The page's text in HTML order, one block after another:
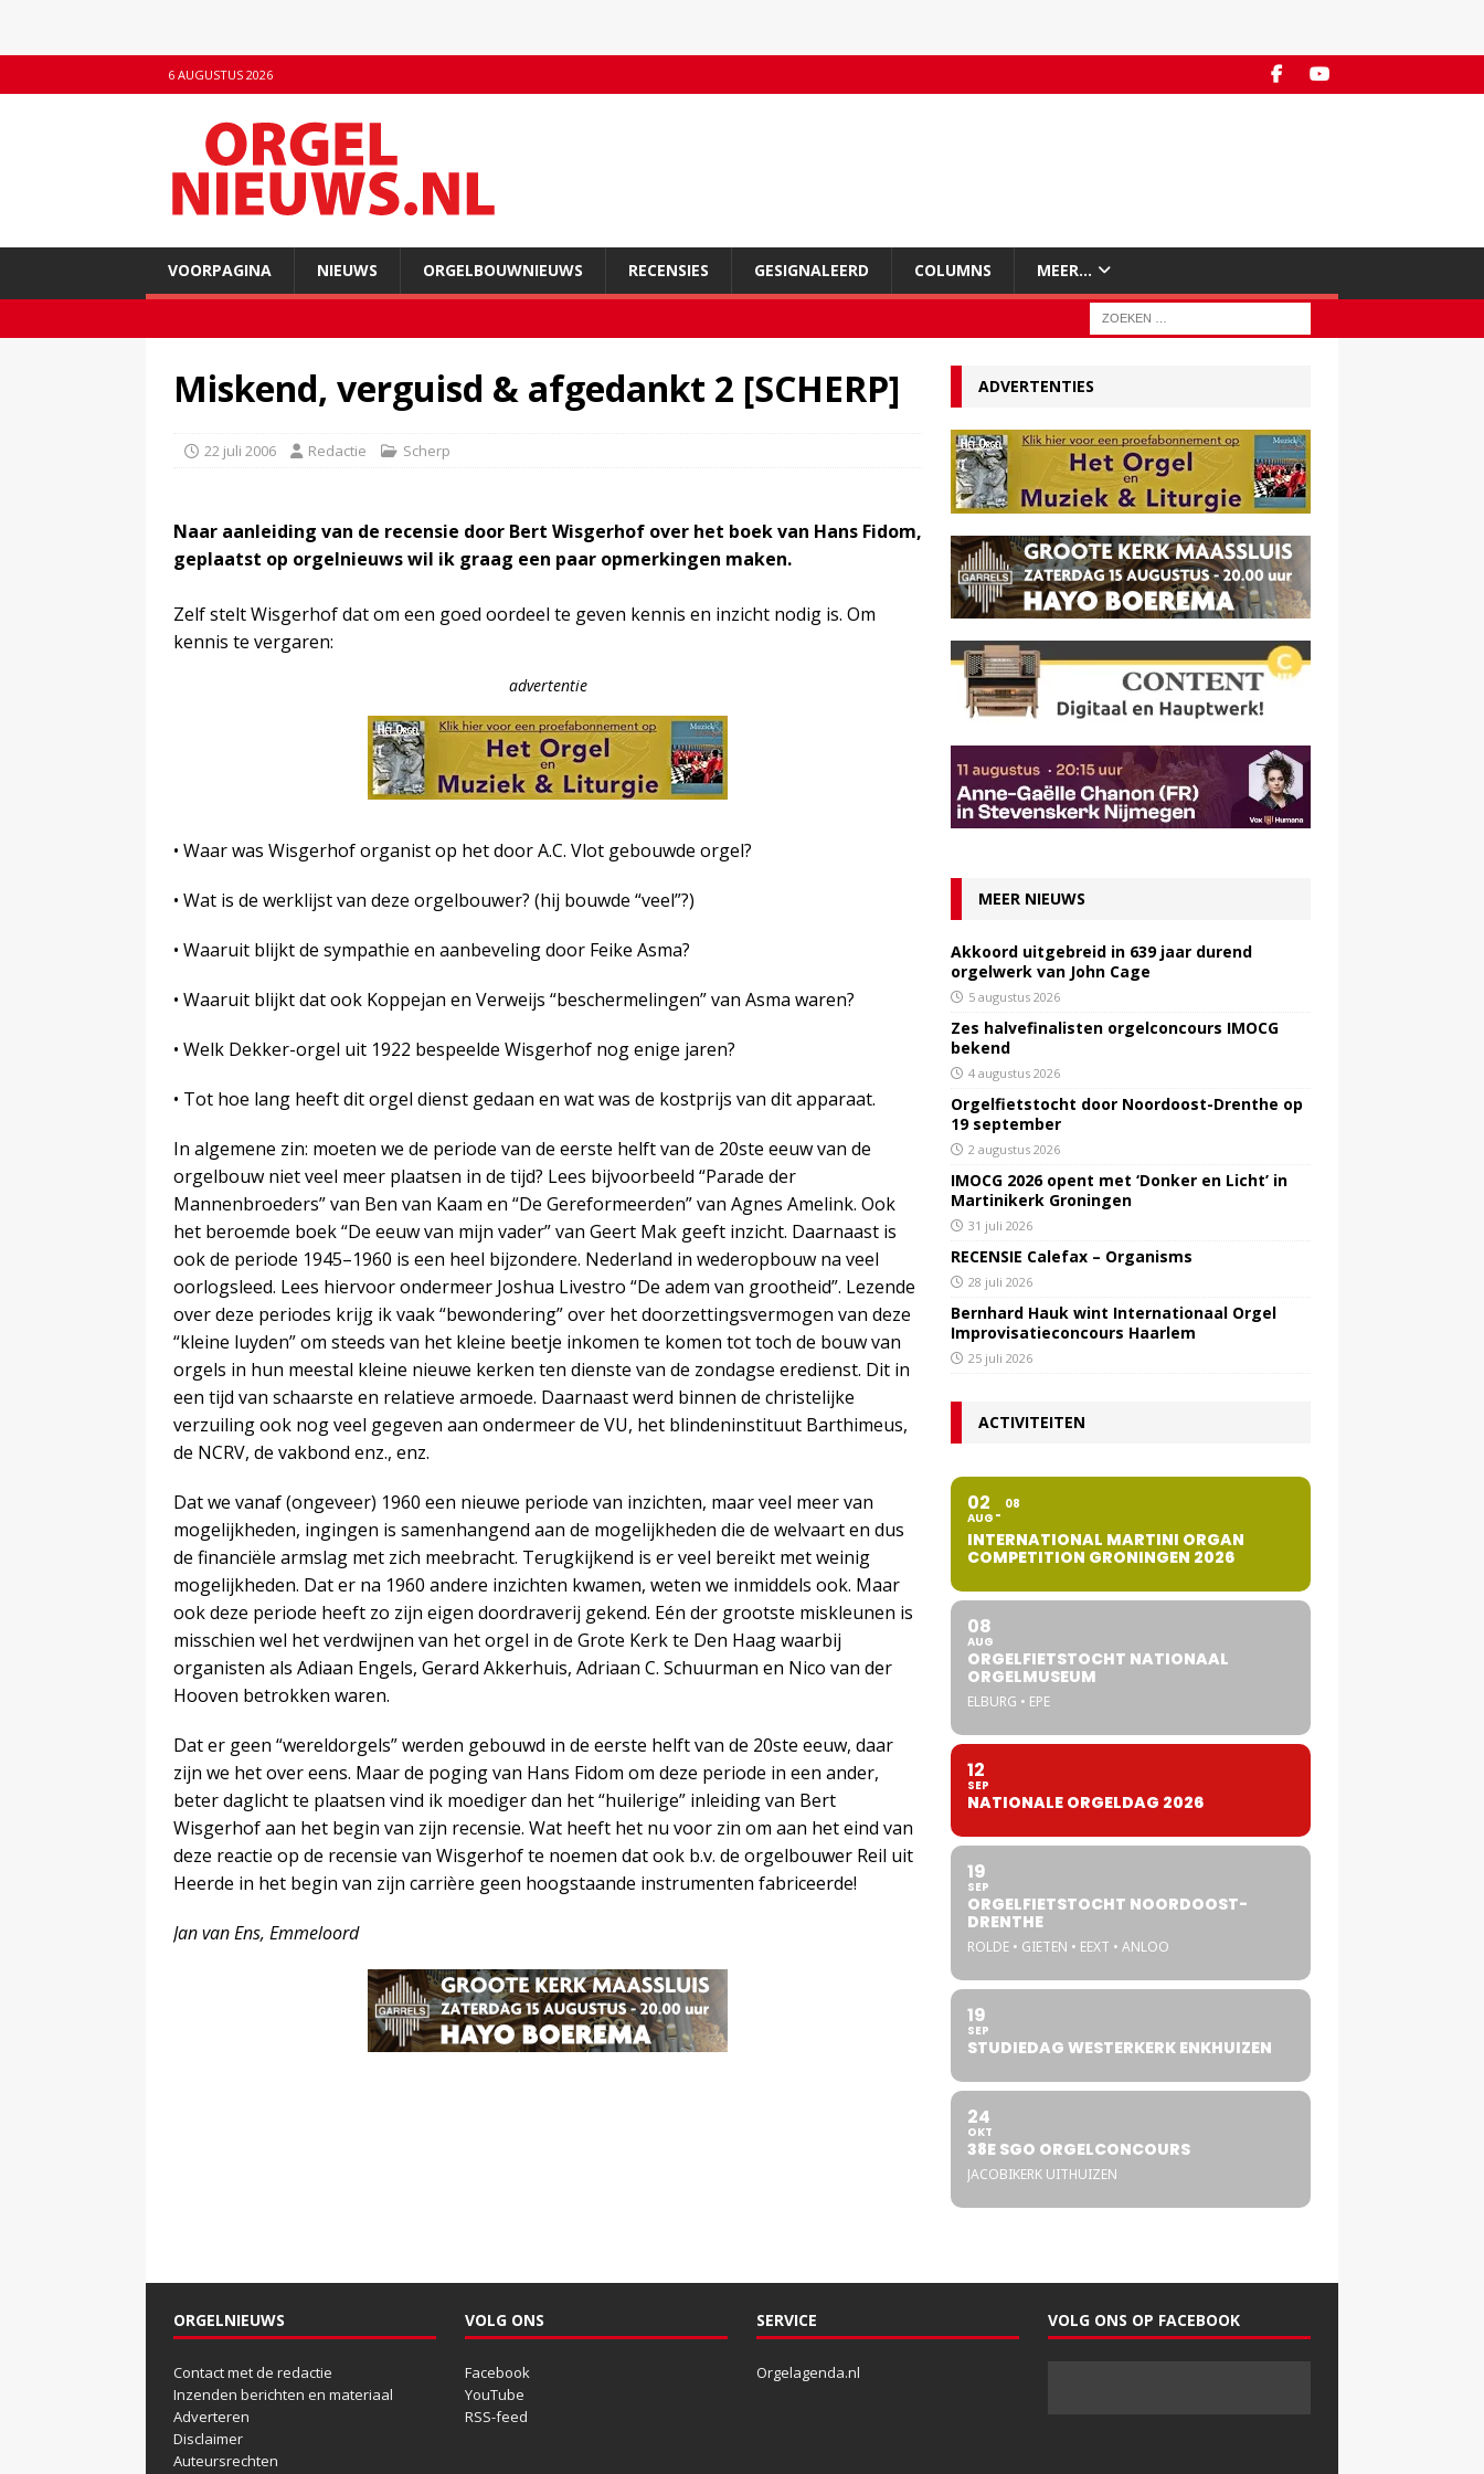
6 AUGUSTUS 2026
VOORPAGINA NIEUWS ORGELBOUWNIEUWS RECENSIES GESIGNALEERD COLUMNS MEER…
Miskend, verguisd & afgedankt 2 [SCHERP]
22 juli 2006 Redactie Scherp
Naar aanleiding van de recensie door Bert Wisgerhof over het boek van Hans Fidom,
geplaatst op orgelnieuws wil ik graag een paar opmerkingen maken.
Zelf stelt Wisgerhof dat om een goed oordeel te geven kennis en inzicht nodig is. Om
kennis te vergaren:
advertentie
• Waar was Wisgerhof organist op het door A.C. Vlot gebouwde orgel?
• Wat is de werklijst van deze orgelbouwer? (hij bouwde “veel”?)
• Waaruit blijkt de sympathie en aanbeveling door Feike Asma?
• Waaruit blijkt dat ook Koppejan en Verweijs “beschermelingen” van Asma waren?
• Welk Dekker-orgel uit 1922 bespeelde Wisgerhof nog enige jaren?
• Tot hoe lang heeft dit orgel dienst gedaan en wat was de kostprijs van dit apparaat.
In algemene zin: moeten we de periode van de eerste helft van de 20ste eeuw van de
orgelbouw niet veel meer plaatsen in de tijd? Lees bijvoorbeeld “Parade der
Mannenbroeders” van Ben van Kaam en “De Gereformeerden” van Agnes Amelink. Ook
het beroemde boek “De eeuw van mijn vader” van Geert Mak geeft inzicht. Daarnaast is
ook de periode 1945–1960 is een heel bijzondere. Nederland in wederopbouw na veel
oorlogsleed. Lees hiervoor ondermeer Joshua Livestro “De adem van grootheid”. Lezende
over deze periodes krijg ik vaak “bewondering” over het doorzettingsvermogen van deze
“kleine luyden” om steeds van het kleine beetje inkomen te komen tot toch de bouw van
orgels in hun meestal kleine nieuwe kerken ten dienste van de zondagse eredienst. Dit in
een tijd van schaarste en relatieve armoede. Daarnaast werd binnen de christelijke
verzuiling ook nog veel gegeven aan ondermeer de VU, het blindeninstituut Barthimeus,
de NCRV, de vakbond enz., enz.
Dat we vanaf (ongeveer) 1960 een nieuwe periode van inzichten, maar veel meer van
mogelijkheden, ingingen is samenhangend aan de mogelijkheden die de welvaart en dus
de financiële armslag met zich meebracht. Terugkijkend is er veel bereikt met weinig
mogelijkheden. Dat er na 1960 andere inzichten kwamen, weten we inmiddels ook. Maar
ook deze periode heeft zo zijn eigen doordraverij gekend. Eén der grootste miskleunen is
misschien wel het verdwijnen van het orgel in de Grote Kerk te Den Haag waarbij
organisten als Adiaan Engels, Gerard Akkerhuis, Adriaan C. Schuurman en Nico van der
Hooven betrokken waren.
Dat er geen “wereldorgels” werden gebouwd in de eerste helft van de 20ste eeuw, daar
zijn we het over eens. Maar de poging van Hans Fidom om deze periode in een ander,
beter daglicht te plaatsen vind ik moediger dan het “huilerige” inleiding van Bert
Wisgerhof aan het begin van zijn recensie. Wat heeft het nu voor zin om aan het eind van
deze reactie op de recensie van Wisgerhof te noemen dat ook b.v. de orgelbouwer Reil uit
Heerde in het begin van zijn carrière geen hoogstaande instrumenten fabriceerde!
Jan van Ens, Emmeloord
ADVERTENTIES
MEER NIEUWS
Akkoord uitgebreid in 639 jaar durend
orgelwerk van John Cage
5 augustus 2026
Zes halvefinalisten orgelconcours IMOCG
bekend
4 augustus 2026
Orgelfietstocht door Noordoost-Drenthe op
19 september
2 augustus 2026
IMOCG 2026 opent met ‘Donker en Licht’ in
Martinikerk Groningen
31 juli 2026
RECENSIE Calefax – Organisms
28 juli 2026
Bernhard Hauk wint Internationaal Orgel
Improvisatieconcours Haarlem
25 juli 2026
ACTIVITEITEN
02
AUG
08
INTERNATIONAL MARTINI ORGAN
COMPETITION GRONINGEN 2026
08
AUG
ORGELFIETSTOCHT NATIONAAL
ORGELMUSEUM
ELBURG • EPE
12
SEP
NATIONALE ORGELDAG 2026
19
SEP
ORGELFIETSTOCHT NOORDOOST-
DRENTHE
ROLDE • GIETEN • EEXT • ANLOO
19
SEP
STUDIEDAG WESTERKERK ENKHUIZEN
24
OKT
38E SGO ORGELCONCOURS
JACOBIKERK UITHUIZEN
ORGELNIEUWS
Contact met de redactie
Inzenden berichten en materiaal
Adverteren
Disclaimer
Auteursrechten
VOLG ONS
Facebook
YouTube
RSS-feed
SERVICE
Orgelagenda.nl
VOLG ONS OP FACEBOOK